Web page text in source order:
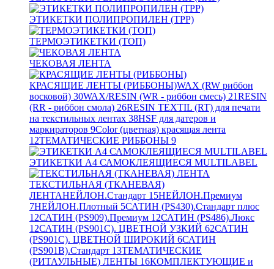
ЭТИКЕТКИ ПОЛИПРОПИЛЕН (TPP)
ТЕРМОЭТИКЕТКИ (ТОП)
ЧЕКОВАЯ ЛЕНТА
КРАСЯЩИЕ ЛЕНТЫ (РИББОНЫ)WAX (RW риббон
восковой) 30WAX/RESIN (WR - риббон смесь) 21RESIN
(RR - риббон смола) 26RESIN TEXTIL (RT) для печати
на текстильных лентах 38HSF для датеров и
маркираторов 9Color (цветная) красящая лента
12ТЕМАТИЧЕСКИЕ РИББОНЫ 9
ЭТИКЕТКИ А4 САМОКЛЕЯЩИЕСЯ MULTILABEL
ТЕКСТИЛЬНАЯ (ТКАНЕВАЯ)
ЛЕНТАНЕЙЛОН.Стандарт 15НЕЙЛОН.Премиум
7НЕЙЛОН.Плотный 5САТИН (PS430).Стандарт плюс
12САТИН (PS909).Премиум 12САТИН (PS486).Люкс
12САТИН (PS901C). ЦВЕТНОЙ УЗКИЙ 62САТИН
(PS901C). ЦВЕТНОЙ ШИРОКИЙ 6САТИН
(PS901B).Стандарт 13ТЕМАТИЧЕСКИЕ
(РИТАУЛЬНЫЕ) ЛЕНТЫ 16КОМПЛЕКТУЮЩИЕ и